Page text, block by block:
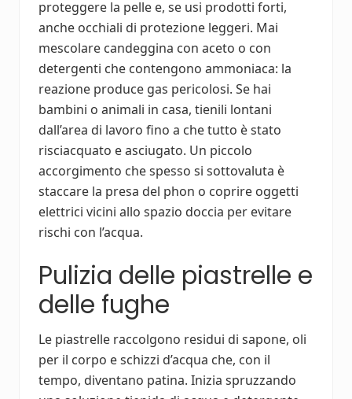
proteggere la pelle e, se usi prodotti forti,
anche occhiali di protezione leggeri. Mai
mescolare candeggina con aceto o con
detergenti che contengono ammoniaca: la
reazione produce gas pericolosi. Se hai
bambini o animali in casa, tienili lontani
dall’area di lavoro fino a che tutto è stato
risciacquato e asciugato. Un piccolo
accorgimento che spesso si sottovaluta è
staccare la presa del phon o coprire oggetti
elettrici vicini allo spazio doccia per evitare
rischi con l’acqua.
Pulizia delle piastrelle e
delle fughe
Le piastrelle raccolgono residui di sapone, oli
per il corpo e schizzi d’acqua che, con il
tempo, diventano patina. Inizia spruzzando